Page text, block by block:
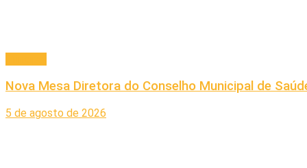
Nova Mesa Diretora do Conselho Municipal de
5 de agosto de 2026